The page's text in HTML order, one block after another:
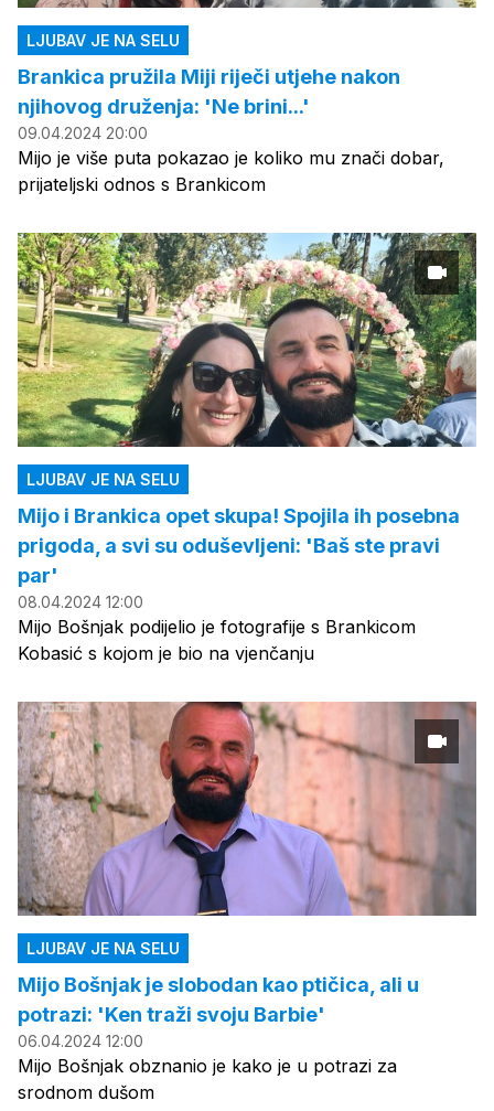
LJUBAV JE NA SELU
Brankica pružila Miji riječi utjehe nakon
njihovog druženja: 'Ne brini...'
09.04.2024 20:00
Mijo je više puta pokazao je koliko mu znači dobar,
prijateljski odnos s Brankicom
LJUBAV JE NA SELU
Mijo i Brankica opet skupa! Spojila ih posebna
prigoda, a svi su oduševljeni: 'Baš ste pravi
par'
08.04.2024 12:00
Mijo Bošnjak podijelio je fotografije s Brankicom
Kobasić s kojom je bio na vjenčanju
LJUBAV JE NA SELU
Mijo Bošnjak je slobodan kao ptičica, ali u
potrazi: 'Ken traži svoju Barbie'
06.04.2024 12:00
Mijo Bošnjak obznanio je kako je u potrazi za
srodnom dušom